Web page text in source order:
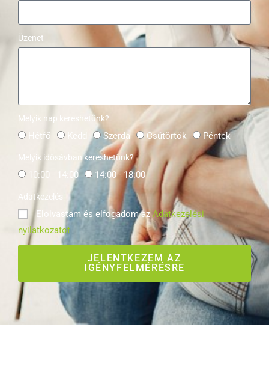
Üzenet
Melyik nap kereshetünk?
Hétfő Kedd Szerda Csütörtök Péntek
Melyik idősávban kereshetünk?
10:00 - 14:00 14:00 - 18:00
Adatkezelés
Elolvastam és elfogadom azAdatkezelési
nyilatkozatot
JELENTKEZEM AZ
IGÉNYFELMÉRÉSRE